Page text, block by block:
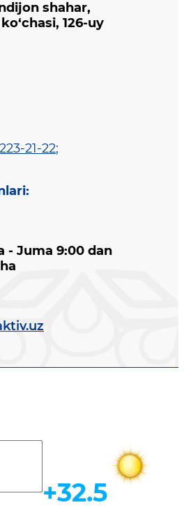
shahar,
126-uy
21-22;
:
- Juma 9:00 dan
Ob-havo
+32.5